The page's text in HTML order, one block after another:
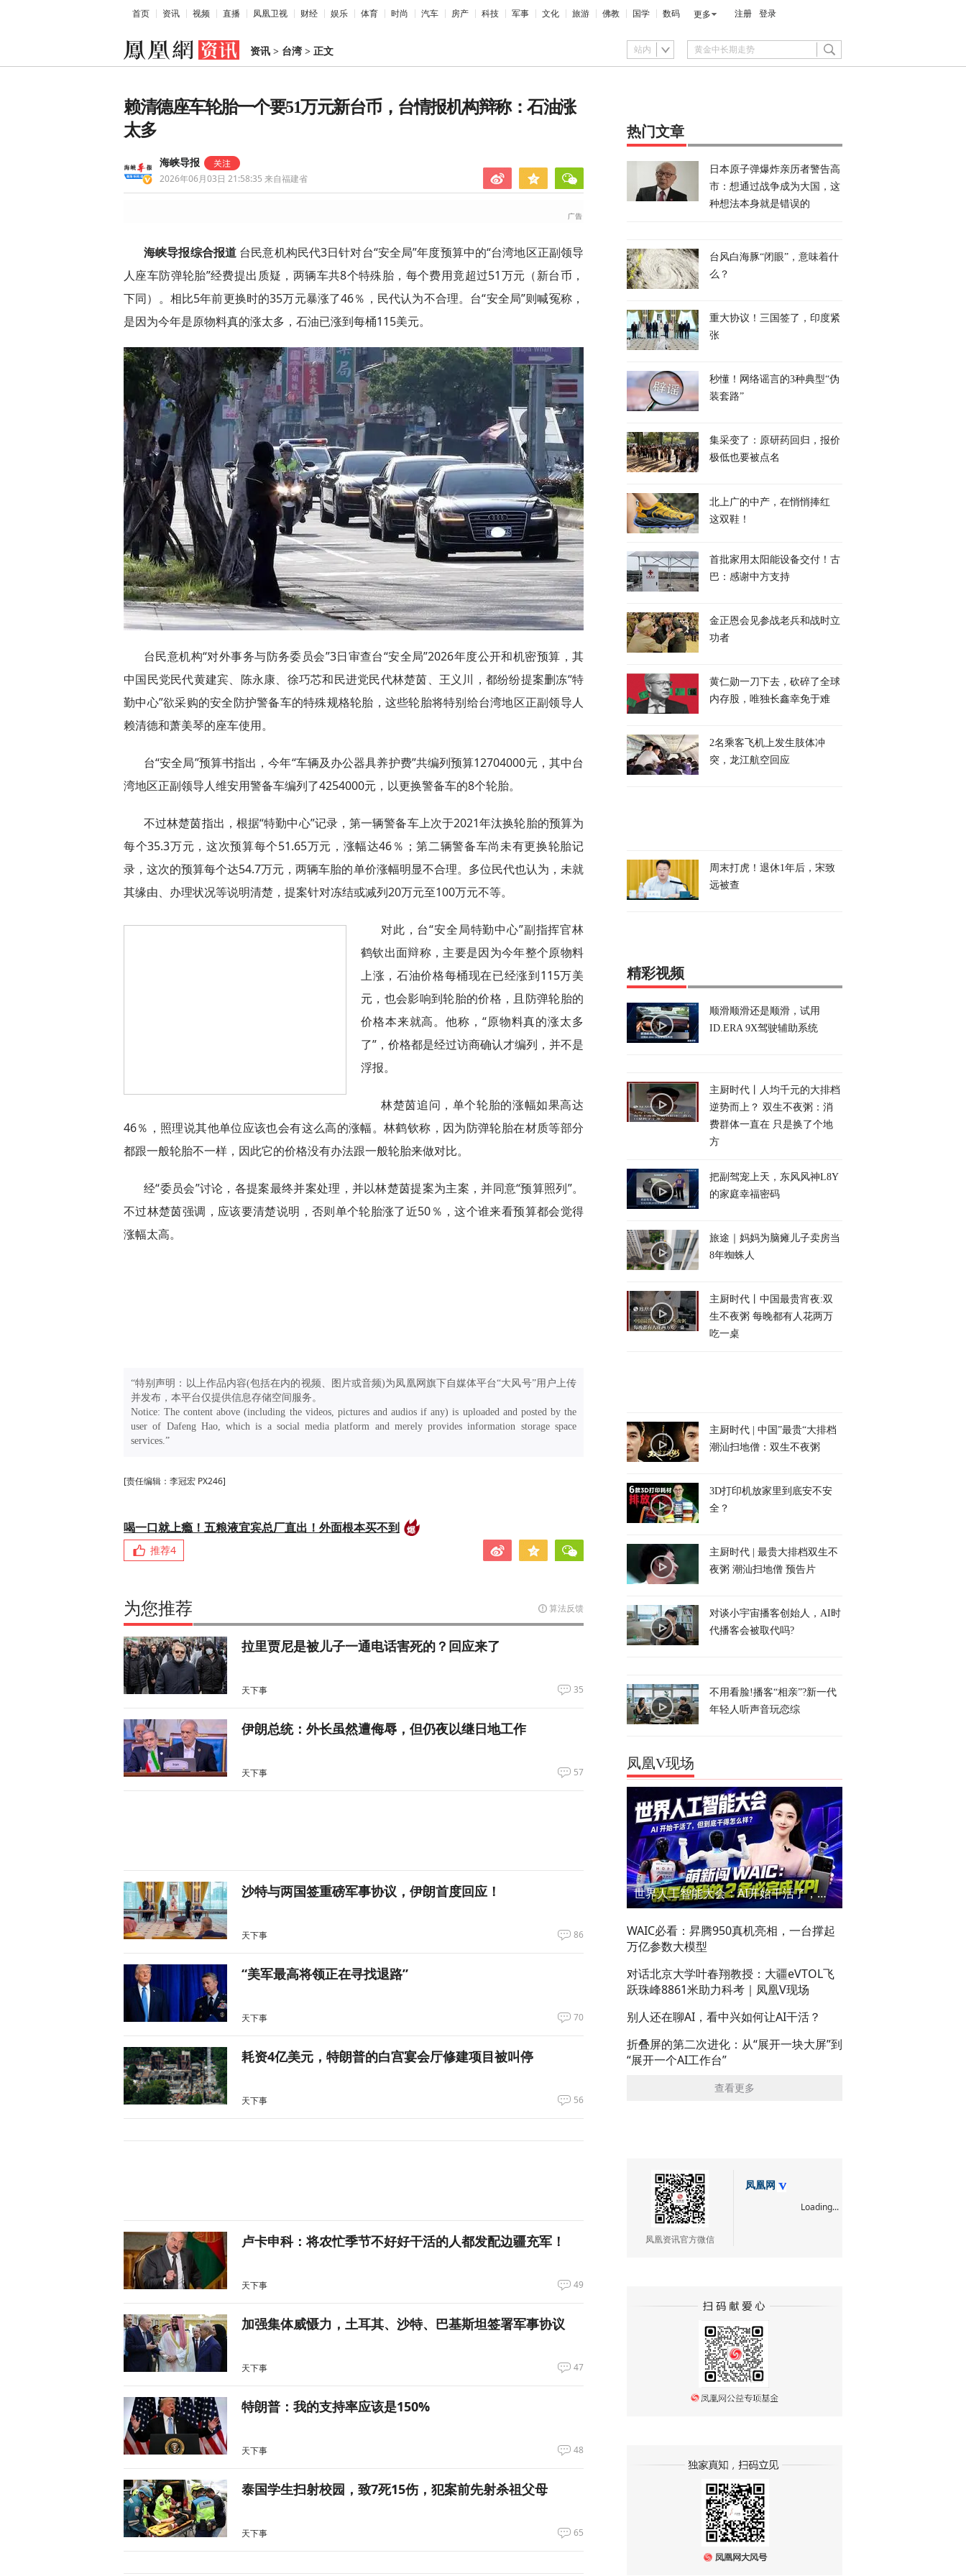
首页 资讯 视频 直播 凤凰卫视 财经 娱乐 体育 时尚 汽车 房产 科技 军事 文化 旅游 佛教 国学 数码 更多 注册 登录
资讯 > 台湾 > 正文 站内
赖清德座车轮胎一个要51万元新台币，台情报机构辩称：石油涨
太多
海峡导报
2026年06月03日 21:58:35 来自福建省
海峡导报综合报道 台民意机构民代3日针对台“安全局”年度预算中的“台湾地区正副领导
人座车防弹轮胎”经费提出质疑，两辆车共8个特殊胎，每个费用竟超过51万元（新台币，
下同）。相比5年前更换时的35万元暴涨了46％，民代认为不合理。台“安全局”则喊冤称，
是因为今年是原物料真的涨太多，石油已涨到每桶115美元。
台民意机构“对外事务与防务委员会”3日审查台“安全局”2026年度公开和机密预算，其
中国民党民代黄建宾、陈永康、徐巧芯和民进党民代林楚茵、王义川，都纷纷提案删冻“特
勤中心”欲采购的安全防护警备车的特殊规格轮胎，这些轮胎将特别给台湾地区正副领导人
赖清德和萧美琴的座车使用。
台“安全局”预算书指出，今年“车辆及办公器具养护费”共编列预算12704000元，其中台
湾地区正副领导人维安用警备车编列了4254000元，以更换警备车的8个轮胎。
不过林楚茵指出，根据“特勤中心”记录，第一辆警备车上次于2021年汰换轮胎的预算为
每个35.3万元，这次预算每个51.65万元，涨幅达46％；第二辆警备车尚未有更换轮胎记
录，这次的预算每个达54.7万元，两辆车胎的单价涨幅明显不合理。多位民代也认为，未就
其缘由、办理状况等说明清楚，提案针对冻结或减列20万元至100万元不等。
对此，台“安全局特勤中心”副指挥官林
鹤钦出面辩称，主要是因为今年整个原物料
上涨，石油价格每桶现在已经涨到115万美
元，也会影响到轮胎的价格，且防弹轮胎的
价格本来就高。他称，“原物料真的涨太多
了”，价格都是经过访商确认才编列，并不是
浮报。
林楚茵追问，单个轮胎的涨幅如果高达
46％，照理说其他单位应该也会有这么高的涨幅。林鹤钦称，因为防弹轮胎在材质等部分
都跟一般轮胎不一样，因此它的价格没有办法跟一般轮胎来做对比。
经“委员会”讨论，各提案最终并案处理，并以林楚茵提案为主案，并同意“预算照列”。
不过林楚茵强调，应该要清楚说明，否则单个轮胎涨了近50％，这个谁来看预算都会觉得
涨幅太高。
“特别声明：以上作品内容(包括在内的视频、图片或音频)为凤凰网旗下自媒体平台“大风号”用户上传
并发布，本平台仅提供信息存储空间服务。
Notice: The content above (including the videos, pictures and audios if any) is uploaded and posted by the
user of Dafeng Hao, which is a social media platform and merely provides information storage space
services.”
[责任编辑：李冠宏 PX246]
喝一口就上瘾！五粮液宜宾总厂直出！外面根本买不到
推荐4
为您推荐 算法反馈
拉里贾尼是被儿子一通电话害死的？回应来了
天下事 35
伊朗总统：外长虽然遭侮辱，但仍夜以继日地工作
天下事 57
沙特与两国签重磅军事协议，伊朗首度回应！
天下事 86
“美军最高将领正在寻找退路”
天下事 70
耗资4亿美元，特朗普的白宫宴会厅修建项目被叫停
天下事 56
卢卡申科：将农忙季节不好好干活的人都发配边疆充军！
天下事 49
加强集体威慑力，土耳其、沙特、巴基斯坦签署军事协议
天下事 47
特朗普：我的支持率应该是150%
天下事 48
泰国学生扫射校园，致7死15伤，犯案前先射杀祖父母
天下事 65
热门文章
日本原子弹爆炸亲历者警告高
市：想通过战争成为大国，这
种想法本身就是错误的
台风白海豚“闭眼”，意味着什
么？
重大协议！三国签了，印度紧
张
秒懂！网络谣言的3种典型“伪
装套路”
集采变了：原研药回归，报价
极低也要被点名
北上广的中产，在悄悄捧红
这双鞋！
首批家用太阳能设备交付！古
巴：感谢中方支持
金正恩会见参战老兵和战时立
功者
黄仁勋一刀下去，砍碎了全球
内存股，唯独长鑫幸免于难
2名乘客飞机上发生肢体冲
突，龙江航空回应
周末打虎！退休1年后，宋致
远被查
精彩视频
顺滑顺滑还是顺滑，试用
ID.ERA 9X驾驶辅助系统
主厨时代丨人均千元的大排档
逆势而上？ 双生不夜粥：消
费群体一直在 只是换了个地
方
把副驾宠上天，东风风神L8Y
的家庭幸福密码
旅途｜妈妈为脑瘫儿子卖房当
8年蜘蛛人
主厨时代丨中国最贵宵夜:双
生不夜粥 每晚都有人花两万
吃一桌
主厨时代 | 中国”最贵“大排档
潮汕扫地僧：双生不夜粥
3D打印机放家里到底安不安
全？
主厨时代 | 最贵大排档双生不
夜粥 潮汕扫地僧 预告片
对谈小宇宙播客创始人，AI时
代播客会被取代吗?
不用看脸!播客“相亲”?新一代
年轻人听声音玩恋综
凤凰V现场
世界人工智能大会：AI开始干活了，但到底干的怎么样？萌新闯WAIC
WAIC必看：昇腾950真机亮相，一台撑起
万亿参数大模型
对话北京大学叶春翔教授：大疆eVTOL飞
跃珠峰8861米助力科考｜凤凰V现场
别人还在聊AI，看中兴如何让AI干活？
折叠屏的第二次进化：从“展开一块大屏”到
“展开一个AI工作台”
查看更多
凤凰资讯官方微信
凤凰网
Loading...